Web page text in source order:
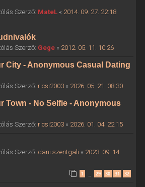
Szerző: MateL« 2014. 09. 27. 22:18
Szerző: Gege« 2012. 05. 11. 10:26
City - Anonymous Casual Dating
Szerző: ricsi2003« 2026. 05. 21. 08:30
Town - No Selfie - Anonymous
Szerző: ricsi2003« 2026. 01. 04. 22:15
Szerző: dani.szentgali « 2023. 09. 14.
1 29 30 31 32